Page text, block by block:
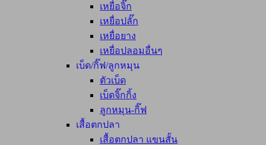
เหยื่อจิ๊ก
เหยื่อปลั๊ก
เหยื่อยาง
เหยื่อปลอมอื่นๆ
เบ็ด/กิ๊ฟ/ลูกหมุน
ตัวเบ็ด
เบ็ดจิ๊กกิ้ง
ลูกหมุน-กิ๊ฟ
เสื้อตกปลา
เสื้อตกปลา แขนสั้น